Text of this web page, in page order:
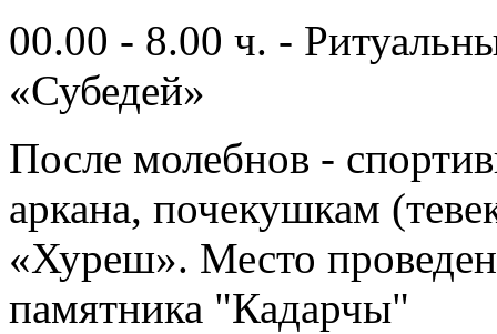
00.00 - 8.00 ч. -
«Субедей»
После молебнов -
аркана, почекушкам
«Хуреш». Место
памятника "Кадарчы"